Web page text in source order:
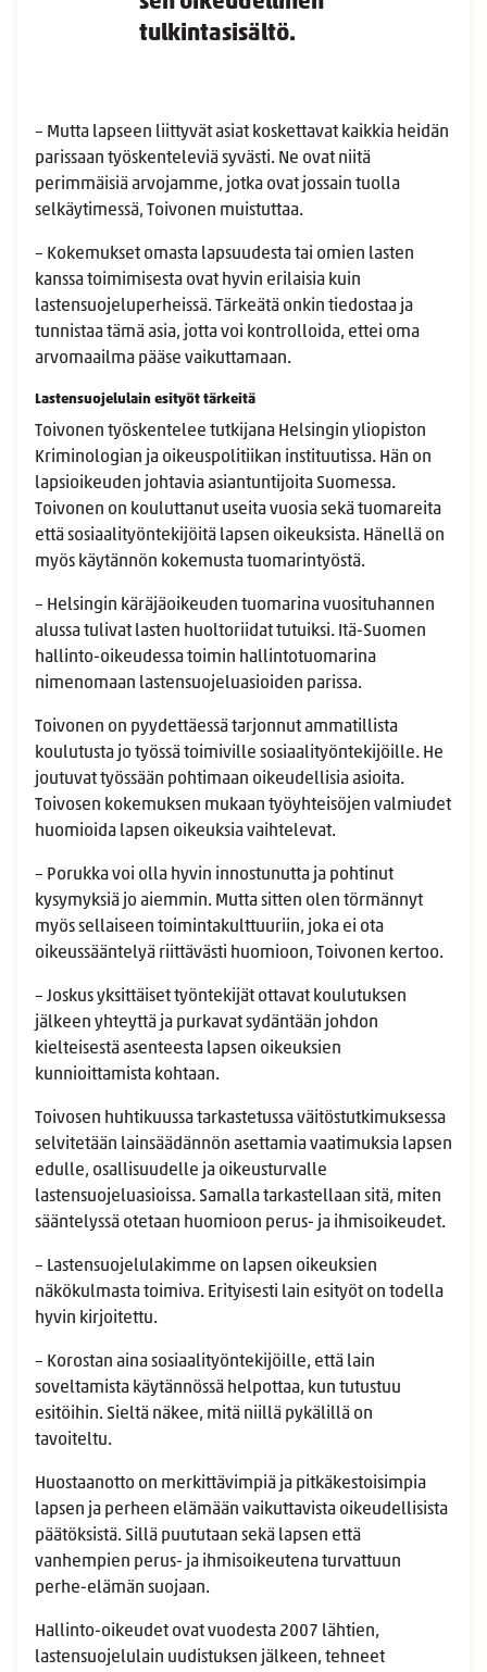
tulkintasisältö.
– Mutta lapseen liittyvät asiat koskettavat kaikkia heidän
parissaan työskenteleviä syvästi. Ne ovat niitä
perimmäisiä arvojamme, jotka ovat jossain tuolla
selkäytimessä, Toivonen muistuttaa.
– Kokemukset omasta lapsuudesta tai omien lasten
kanssa toimimisesta ovat hyvin erilaisia kuin
lastensuojeluperheissä. Tärkeätä onkin tiedostaa ja
tunnistaa tämä asia, jotta voi kontrolloida, ettei oma
arvomaailma pääse vaikuttamaan.
Lastensuojelulain esityöt tärkeitä
Toivonen työskentelee tutkijana Helsingin yliopiston
Kriminologian ja oikeuspolitiikan instituutissa. Hän on
lapsioikeuden johtavia asiantuntijoita Suomessa.
Toivonen on kouluttanut useita vuosia sekä tuomareita
että sosiaalityöntekijöitä lapsen oikeuksista. Hänellä on
myös käytännön kokemusta tuomarintyöstä.
– Helsingin käräjäoikeuden tuomarina vuosituhannen
alussa tulivat lasten huoltoriidat tutuiksi. Itä-Suomen
hallinto-oikeudessa toimin hallintotuomarina
nimenomaan lastensuojeluasioiden parissa.
Toivonen on pyydettäessä tarjonnut ammatillista
koulutusta jo työssä toimiville sosiaalityöntekijöille. He
joutuvat työssään pohtimaan oikeudellisia asioita.
Toivosen kokemuksen mukaan työyhteisöjen valmiudet
huomioida lapsen oikeuksia vaihtelevat.
– Porukka voi olla hyvin innostunutta ja pohtinut
kysymyksiä jo aiemmin. Mutta sitten olen törmännyt
myös sellaiseen toimintakulttuuriin, joka ei ota
oikeussääntelyä riittävästi huomioon, Toivonen kertoo.
– Joskus yksittäiset työntekijät ottavat koulutuksen
jälkeen yhteyttä ja purkavat sydäntään johdon
kielteisestä asenteesta lapsen oikeuksien
kunnioittamista kohtaan.
Toivosen huhtikuussa tarkastetussa väitöstutkimuksessa
selvitetään lainsäädännön asettamia vaatimuksia lapsen
edulle, osallisuudelle ja oikeusturvalle
lastensuojeluasioissa. Samalla tarkastellaan sitä, miten
sääntelyssä otetaan huomioon perus- ja ihmisoikeudet.
– Lastensuojelulakimme on lapsen oikeuksien
näkökulmasta toimiva. Erityisesti lain esityöt on todella
hyvin kirjoitettu.
– Korostan aina sosiaalityöntekijöille, että lain
soveltamista käytännössä helpottaa, kun tutustuu
esitöihin. Sieltä näkee, mitä niillä pykälillä on
tavoiteltu.
Huostaanotto on merkittävimpiä ja pitkäkestoisimpia
lapsen ja perheen elämään vaikuttavista oikeudellisista
päätöksistä. Sillä puututaan sekä lapsen että
vanhempien perus- ja ihmisoikeutena turvattuun
perhe-elämän suojaan.
Hallinto-oikeudet ovat vuodesta 2007 lähtien,
lastensuojelulain uudistuksen jälkeen, tehneet